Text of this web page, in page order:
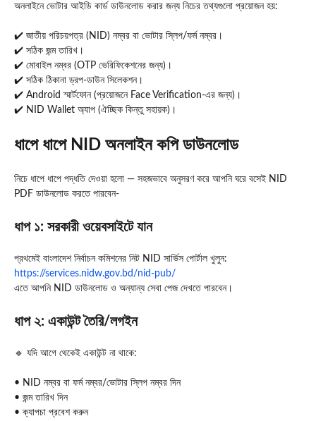
অনলাইনে ভোটার আইডি কার্ড ডাউনলোড করার জন্য নিচের তথ্যগুলো প্রয়োজন হয়:
✔️ জাতীয় পরিচয়পত্র (NID) নম্বর বা ভোটার স্লিপ/ফর্ম নম্বর।
✔️ সঠিক জন্ম তারিখ।
✔️ মোবাইল নম্বর (OTP ভেরিফিকেশনের জন্য)।
✔️ সঠিক ঠিকানা ড্রপ‑ডাউন সিলেকশন।
✔️ Android স্মার্টফোন (প্রয়োজনে Face Verification‑এর জন্য)।
✔️ NID Wallet অ্যাপ (ঐচ্ছিক কিন্তু সহায়ক)।
ধাপে ধাপে NID অনলাইন কপি ডাউনলোড
নিচে ধাপে ধাপে পদ্ধতি দেওয়া হলো — সহজভাবে অনুসরণ করে আপনি ঘরে বসেই NID
PDF ডাউনলোড করতে পারবেন-
ধাপ ১: সরকারী ওয়েবসাইটে যান
প্রথমেই বাংলাদেশ নির্বাচন কমিশনের নিট NID সার্ভিস পোর্টাল খুলুন:
https://services.nidw.gov.bd/nid-pub/
এতে আপনি NID ডাউনলোড ও অন্যান্য সেবা পেজ দেখতে পারবেন।
ধাপ ২: একাউন্ট তৈরি/লগইন
🔹 যদি আগে থেকেই একাউন্ট না থাকে:
• NID নম্বর বা ফর্ম নম্বর/ভোটার স্লিপ নম্বর দিন
• জন্ম তারিখ দিন
• ক্যাপচা প্রবেশ করুন